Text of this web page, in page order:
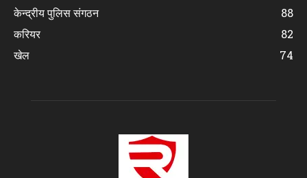
केन्द्रीय पुलिस संगठन
88
करियर
82
खेल
74